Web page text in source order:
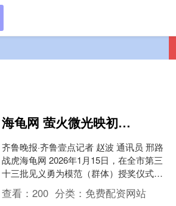
海龟网 萤火微光映初心! 城阳巴士驾驶员荣获“青岛市见义勇为模范”
齐鲁晚报·齐鲁壹点记者 赵波 通讯员 邢路
战虎海龟网 2026年1月15日，在全市第三
十三批见义勇为模范（群体）授奖仪式暨
全市见义勇为工作会议上，青岛城运控
股....
查看： 200 分类： 免费配资网站